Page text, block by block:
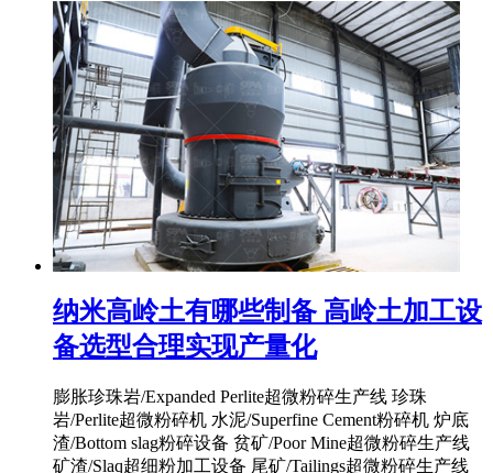
纳米高岭土有哪些制备 高岭土加工设
备选型合理实现产量化
膨胀珍珠岩/Expanded Perlite超微粉碎生产线 珍珠
岩/Perlite超微粉碎机 水泥/Superfine Cement粉碎机 炉底
渣/Bottom slag粉碎设备 贫矿/Poor Mine超微粉碎生产线
矿渣/Slaq超细粉加工设备 尾矿/Tailings超微粉碎生产线